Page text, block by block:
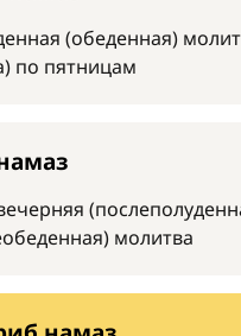
(обеденная)
по пятницам
молитва